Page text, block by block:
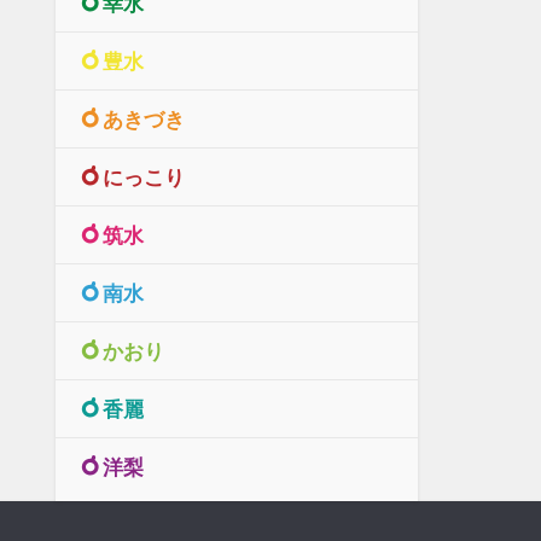
豊水
あきづき
にっこり
筑水
南水
かおり
香麗
洋梨